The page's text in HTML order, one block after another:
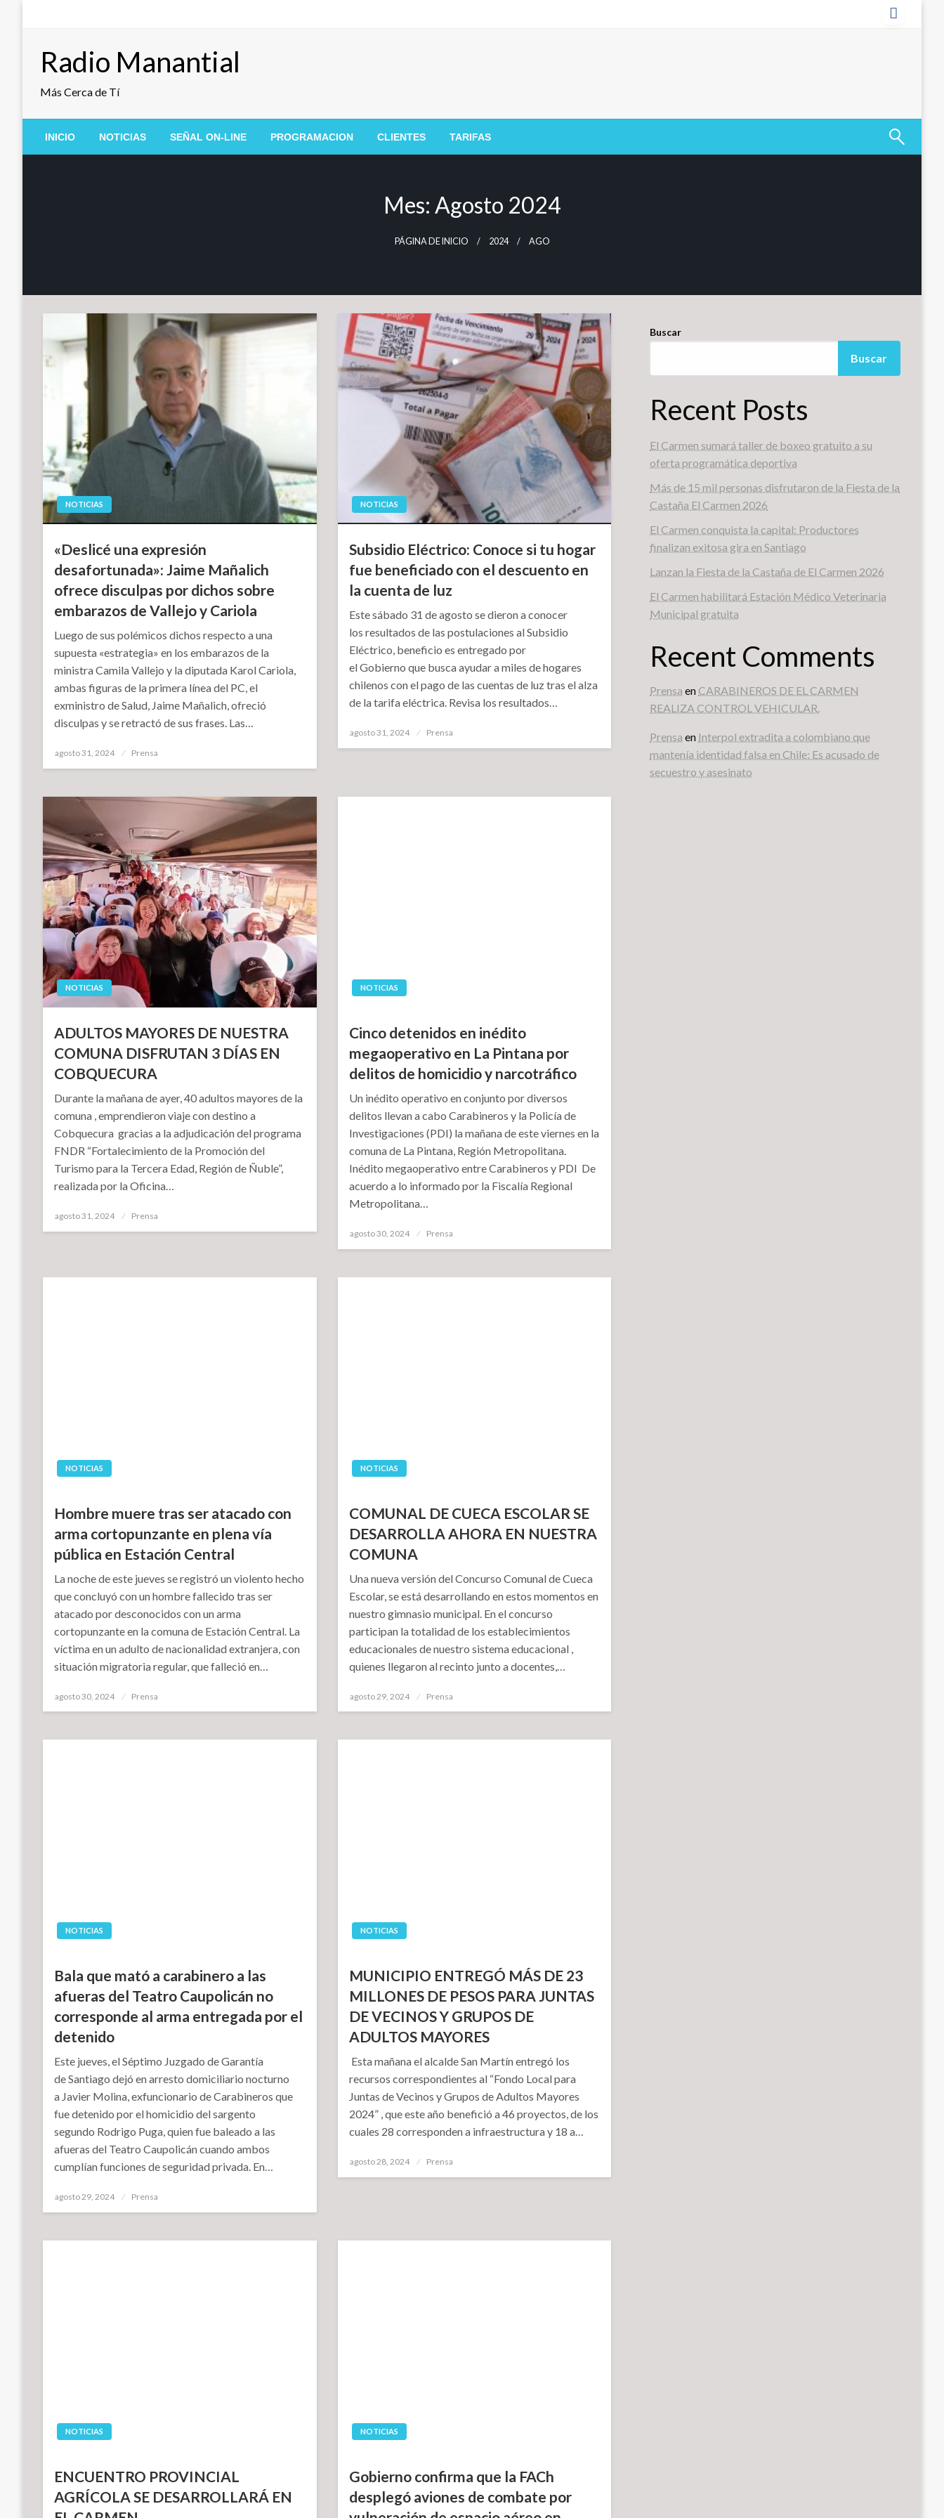
Radio Manantial
Más Cerca de Tí
INICIO NOTICIAS SEÑAL ON-LINE PROGRAMACION CLIENTES TARIFAS
Mes: Agosto 2024
PÁGINA DE INICIO 2024 AGO
NOTICIAS
«Deslicé una expresión
desafortunada»: Jaime Mañalich
ofrece disculpas por dichos sobre
embarazos de Vallejo y Cariola
Luego de sus polémicos dichos respecto a una
supuesta «estrategia» en los embarazos de la
ministra Camila Vallejo y la diputada Karol Cariola,
ambas figuras de la primera línea del PC, el
exministro de Salud, Jaime Mañalich, ofreció
disculpas y se retractó de sus frases. Las…
Publicado
agosto 31, 2024 Prensa
NOTICIAS
Subsidio Eléctrico: Conoce si tu hogar
fue beneficiado con el descuento en
la cuenta de luz
Este sábado 31 de agosto se dieron a conocer
los resultados de las postulaciones al Subsidio
Eléctrico, beneficio es entregado por
el Gobierno que busca ayudar a miles de hogares
chilenos con el pago de las cuentas de luz tras el alza
de la tarifa eléctrica. Revisa los resultados…
Publicado
agosto 31, 2024 Prensa
NOTICIAS
ADULTOS MAYORES DE NUESTRA
COMUNA DISFRUTAN 3 DÍAS EN
COBQUECURA
Durante la mañana de ayer, 40 adultos mayores de la
comuna , emprendieron viaje con destino a
Cobquecura gracias a la adjudicación del programa
FNDR “Fortalecimiento de la Promoción del
Turismo para la Tercera Edad, Región de Ñuble”,
realizada por la Oficina…
Publicado
agosto 31, 2024 Prensa
NOTICIAS
Cinco detenidos en inédito
megaoperativo en La Pintana por
delitos de homicidio y narcotráfico
Un inédito operativo en conjunto por diversos
delitos llevan a cabo Carabineros y la Policía de
Investigaciones (PDI) la mañana de este viernes en la
comuna de La Pintana, Región Metropolitana.
Inédito megaoperativo entre Carabineros y PDI De
acuerdo a lo informado por la Fiscalía Regional
Metropolitana…
Publicado
agosto 30, 2024 Prensa
NOTICIAS
Hombre muere tras ser atacado con
arma cortopunzante en plena vía
pública en Estación Central
La noche de este jueves se registró un violento hecho
que concluyó con un hombre fallecido tras ser
atacado por desconocidos con un arma
cortopunzante en la comuna de Estación Central. La
víctima en un adulto de nacionalidad extranjera, con
situación migratoria regular, que falleció en…
Publicado
agosto 30, 2024 Prensa
NOTICIAS
COMUNAL DE CUECA ESCOLAR SE
DESARROLLA AHORA EN NUESTRA
COMUNA
Una nueva versión del Concurso Comunal de Cueca
Escolar, se está desarrollando en estos momentos en
nuestro gimnasio municipal. En el concurso
participan la totalidad de los establecimientos
educacionales de nuestro sistema educacional ,
quienes llegaron al recinto junto a docentes,…
Publicado
agosto 29, 2024 Prensa
NOTICIAS
Bala que mató a carabinero a las
afueras del Teatro Caupolicán no
corresponde al arma entregada por el
detenido
Este jueves, el Séptimo Juzgado de Garantía
de Santiago dejó en arresto domiciliario nocturno
a Javier Molina, exfuncionario de Carabineros que
fue detenido por el homicidio del sargento
segundo Rodrigo Puga, quien fue baleado a las
afueras del Teatro Caupolicán cuando ambos
cumplían funciones de seguridad privada. En…
Publicado
agosto 29, 2024 Prensa
NOTICIAS
MUNICIPIO ENTREGÓ MÁS DE 23
MILLONES DE PESOS PARA JUNTAS
DE VECINOS Y GRUPOS DE
ADULTOS MAYORES
Esta mañana el alcalde San Martín entregó los
recursos correspondientes al “Fondo Local para
Juntas de Vecinos y Grupos de Adultos Mayores
2024” , que este año benefició a 46 proyectos, de los
cuales 28 corresponden a infraestructura y 18 a…
Publicado
agosto 28, 2024 Prensa
NOTICIAS
ENCUENTRO PROVINCIAL
AGRÍCOLA SE DESARROLLARÁ EN
NOTICIAS
Gobierno confirma que la FACh
desplegó aviones de combate por
Buscar
Buscar
Recent Posts
El Carmen sumará taller de boxeo gratuito a su
oferta programática deportiva
Más de 15 mil personas disfrutaron de la Fiesta de la
Castaña El Carmen 2026
El Carmen conquista la capital: Productores
finalizan exitosa gira en Santiago
Lanzan la Fiesta de la Castaña de El Carmen 2026
El Carmen habilitará Estación Médico Veterinaria
Municipal gratuita
Recent Comments
Prensa en CARABINEROS DE EL CARMEN
REALIZA CONTROL VEHICULAR.
Prensa en Interpol extradita a colombiano que
mantenía identidad falsa en Chile: Es acusado de
secuestro y asesinato